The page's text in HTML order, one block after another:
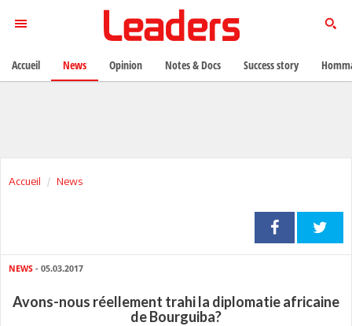
Accueil News
NEWS - 05.03.2017
Avons-nous réellement trahi la diplomatie africaine
de Bourguiba?
Accueil News Opinion Notes & Docs Success story